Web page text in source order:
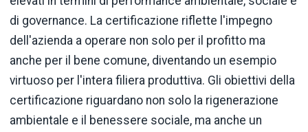
di governance. La certificazione riflette l'impegno
dell'azienda a operare non solo per il profitto ma
anche per il bene comune, diventando un esempio
virtuoso per l'intera filiera produttiva. Gli obiettivi della
certificazione riguardano non solo la rigenerazione
ambientale e il benessere sociale, ma anche un